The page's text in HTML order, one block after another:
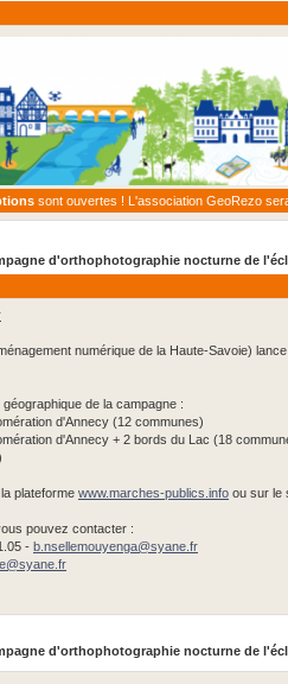
sont ouvertes ! L'association GeoRezo
d'orthophotographie nocturne de
numérique de la Haute-Savoie)
de la campagne :
d'Annecy (12 communes)
d'Annecy + 2 bords du Lac (18
plateforme www.marches-publics.info ou sur le
pouvez contacter :
- b.nsellemouyenga@syane.fr
syane.fr
d'orthophotographie nocturne de